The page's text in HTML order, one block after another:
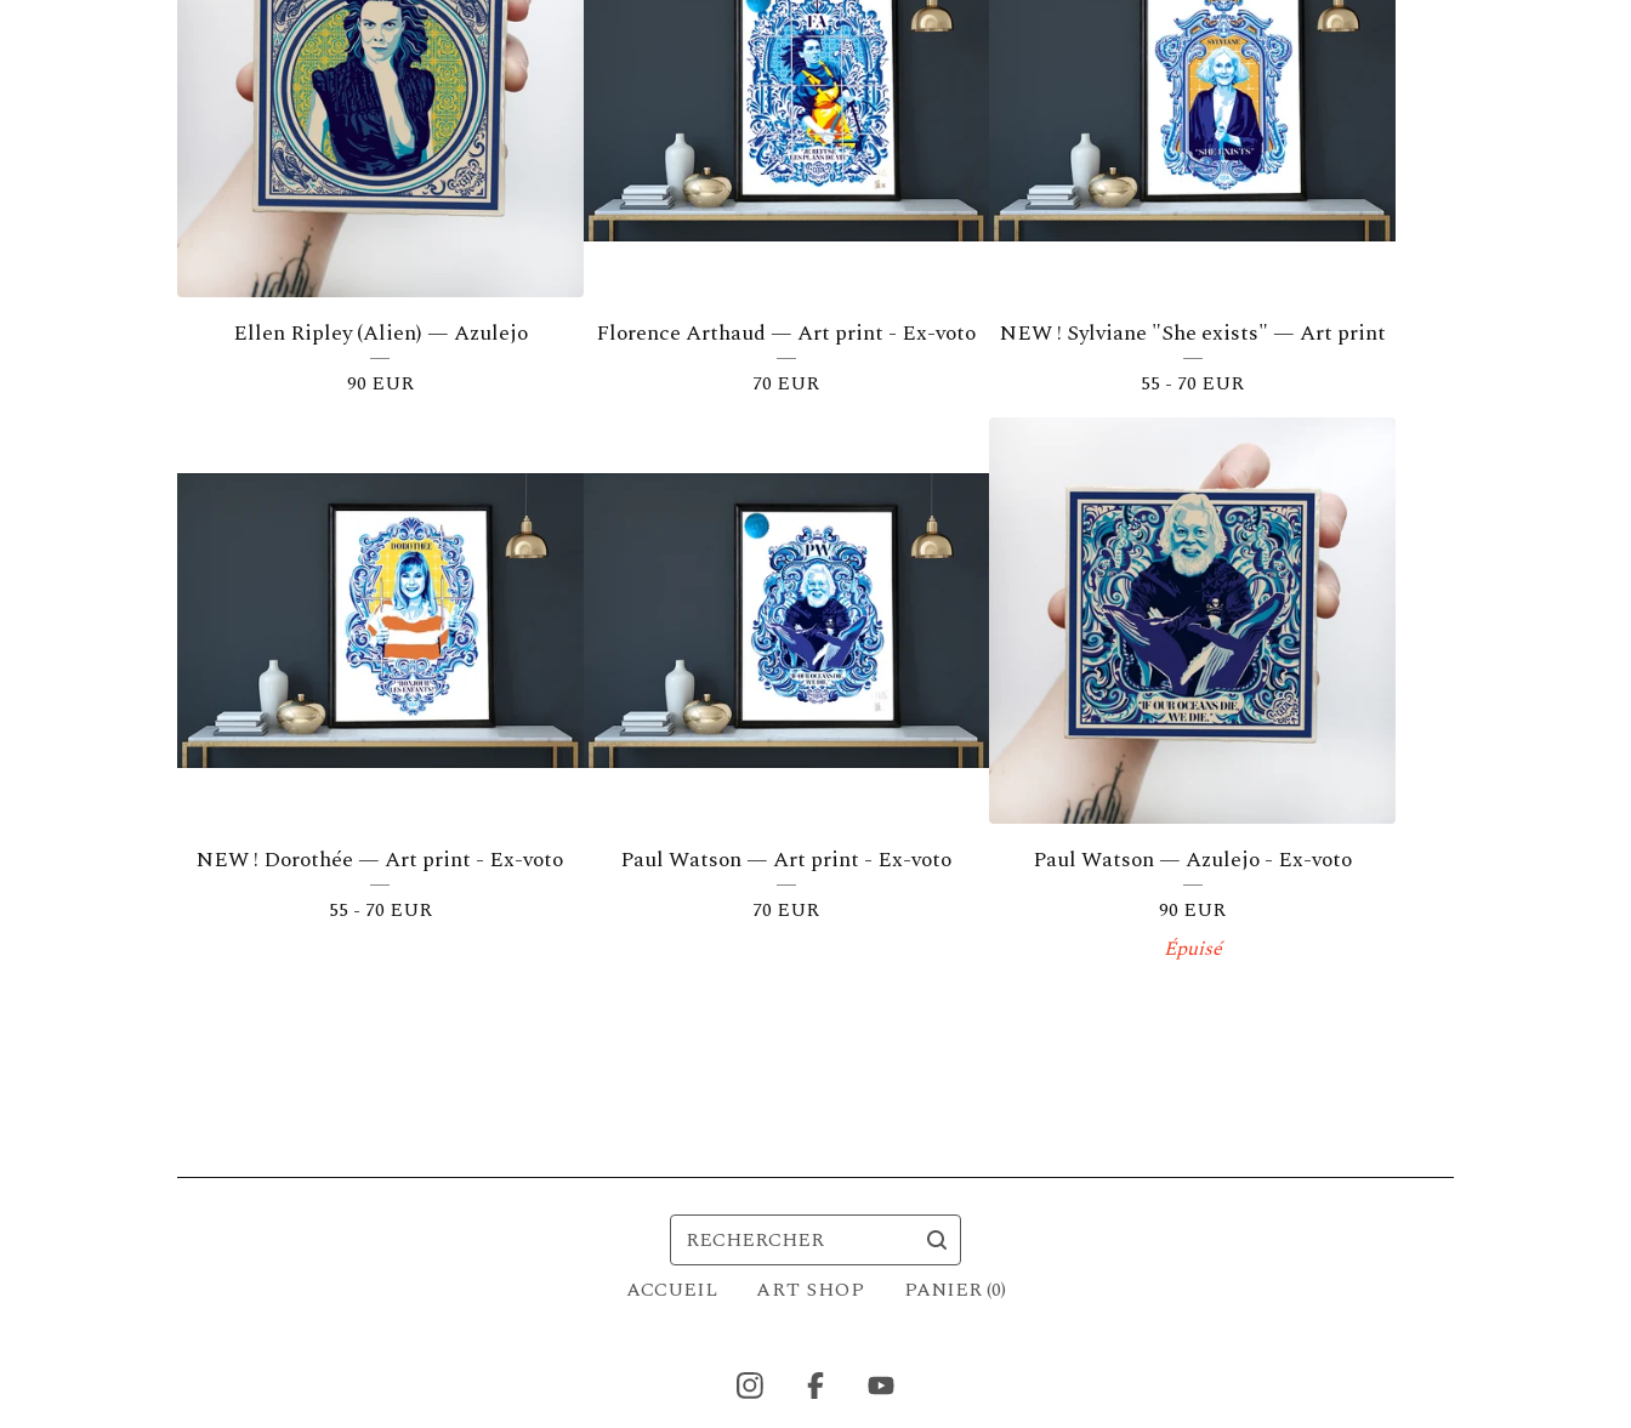
Ellen Ripley (Alien) — Azulejo
90 EUR
Florence Arthaud — Art print - Ex-voto
70 EUR
NEW ! Sylviane "She exists" — Art print
55 - 70 EUR
NEW ! Dorothée — Art print - Ex-voto
55 - 70 EUR
Paul Watson — Art print - Ex-voto
70 EUR
Paul Watson — Azulejo - Ex-voto
90 EUR
Épuisé
RECHERCHER
ACCUEIL PANIER (0)